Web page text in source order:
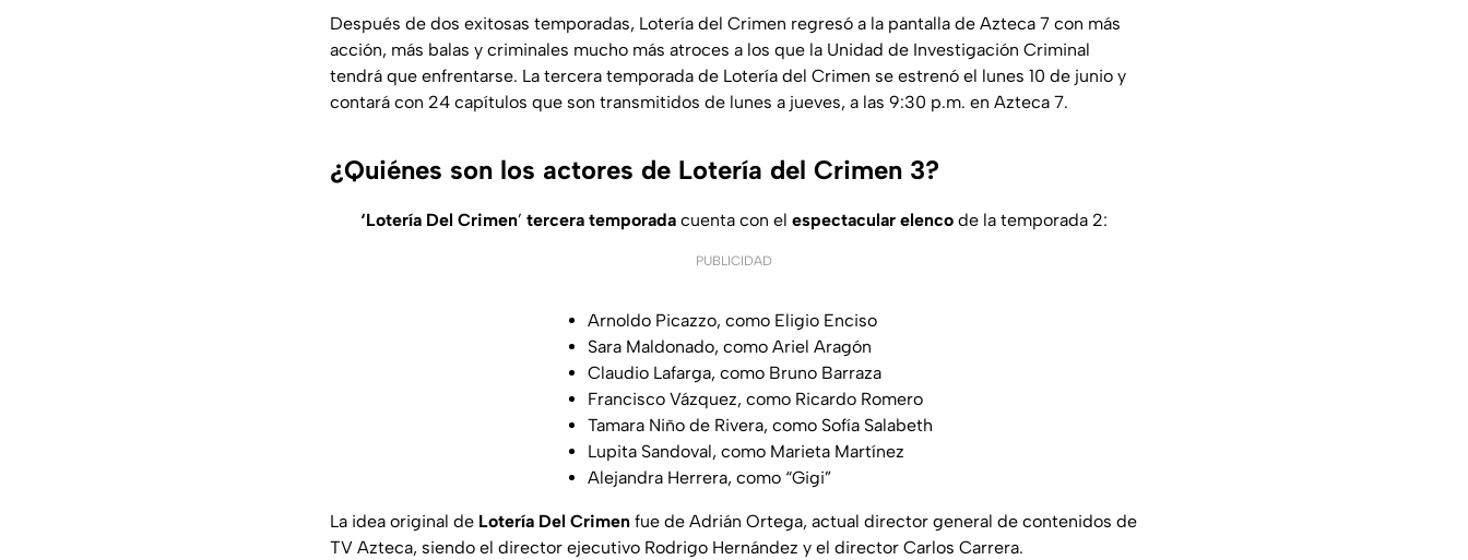
Después de dos exitosas temporadas, Lotería del Crimen regresó a la pantalla de Azteca 7 con más
acción, más balas y criminales mucho más atroces a los que la Unidad de Investigación Criminal
tendrá que enfrentarse. La tercera temporada de Lotería del Crimen se estrenó el lunes 10 de junio y
contará con 24 capítulos que son transmitidos de lunes a jueves, a las 9:30 p.m. en Azteca 7.
¿Quiénes son los actores de Lotería del Crimen 3?
‘Lotería Del Crimen’ tercera temporada cuenta con el espectacular elenco de la temporada 2:
PUBLICIDAD
Arnoldo Picazzo, como Eligio Enciso
Sara Maldonado, como Ariel Aragón
Claudio Lafarga, como Bruno Barraza
Francisco Vázquez, como Ricardo Romero
Tamara Niño de Rivera, como Sofía Salabeth
Lupita Sandoval, como Marieta Martínez
Alejandra Herrera, como “Gigi”
La idea original de Lotería Del Crimen fue de Adrián Ortega, actual director general de contenidos de
TV Azteca, siendo el director ejecutivo Rodrigo Hernández y el director Carlos Carrera.